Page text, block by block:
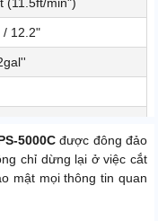
/ 12.2"
5000Cđược đông đảo
chỉ dừng lại ở việc cắt
mật mọi thông tin quan